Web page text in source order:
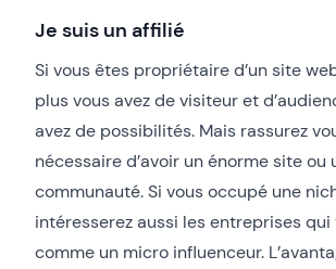
Je suis un affilié
Si vous êtes propriétaire d’un site
plus vous avez de visiteur et
avez de possibilités. Mais rassurez
nécessaire d’avoir un énorme site ou
communauté. Si vous occupé une
intéresserez aussi les entreprises
comme un micro influenceur.